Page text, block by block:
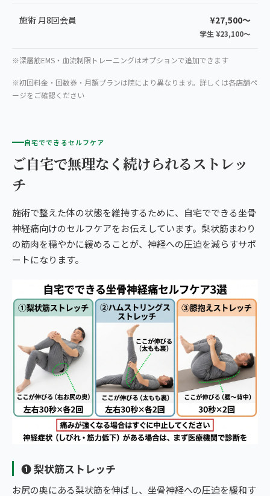
施術 月8回会員 ¥27,500〜
学生 ¥23,100〜
※深層筋EMS・血流制限トレーニングはオプションで追加できます
※初回料金・回数券・月額プランは院により異なります。詳しくは各店舗ペ
ージをご確認ください
自宅でできるセルフケア
ご自宅で無理なく続けられるストレッ
チ
施術で整えた体の状態を維持するために、自宅でできる坐骨
神経痛向けのセルフケアをお伝えしています。梨状筋まわり
の筋肉を穏やかに緩めることが、神経への圧迫を減らすサポ
ートになります。
❶ 梨状筋ストレッチ
お尻の奥にある梨状筋を伸ばし、坐骨神経への圧迫を緩和す